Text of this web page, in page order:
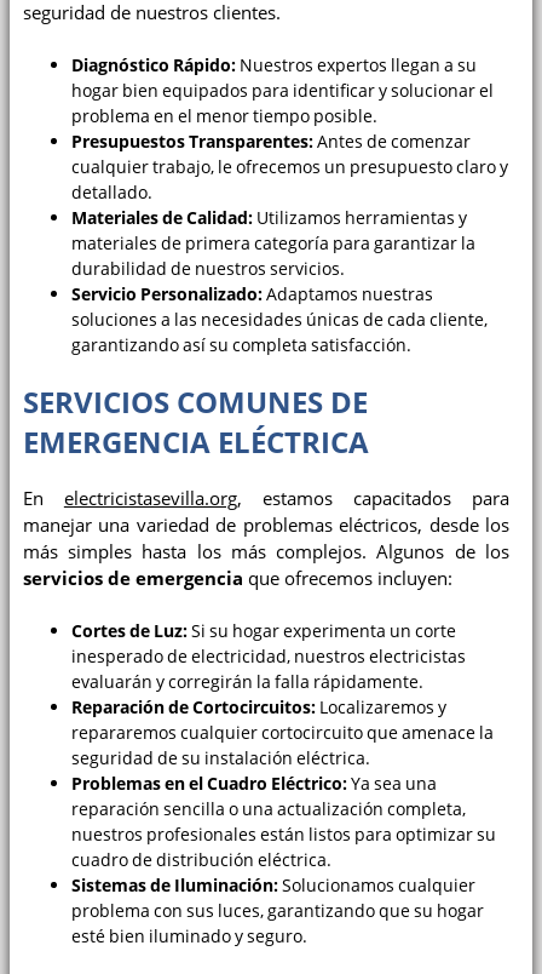
seguridad de nuestros clientes.
Diagnóstico Rápido:Nuestros expertos llegan a su
hogar bien equipados para identificar y solucionar el
problema en el menor tiempo posible.
Presupuestos Transparentes:Antes de comenzar
cualquier trabajo, le ofrecemos un presupuesto claro y
detallado.
Materiales de Calidad:Utilizamos herramientas y
materiales de primera categoría para garantizar la
durabilidad de nuestros servicios.
Servicio Personalizado:Adaptamos nuestras
soluciones a las necesidades únicas de cada cliente,
garantizando así su completa satisfacción.
SERVICIOS COMUNES DE
EMERGENCIA ELÉCTRICA
En electricistasevilla.org, estamos capacitados para
manejar una variedad de problemas eléctricos, desde los
más simples hasta los más complejos. Algunos de los
servicios de emergencia que ofrecemos incluyen:
Cortes de Luz:Si su hogar experimenta un corte
inesperado de electricidad, nuestros electricistas
evaluarán y corregirán la falla rápidamente.
Reparación de Cortocircuitos:Localizaremos y
repararemos cualquier cortocircuito que amenace la
seguridad de su instalación eléctrica.
Problemas en el Cuadro Eléctrico:Ya sea una
reparación sencilla o una actualización completa,
nuestros profesionales están listos para optimizar su
cuadro de distribución eléctrica.
Sistemas de Iluminación:Solucionamos cualquier
problema con sus luces, garantizando que su hogar
esté bien iluminado y seguro.